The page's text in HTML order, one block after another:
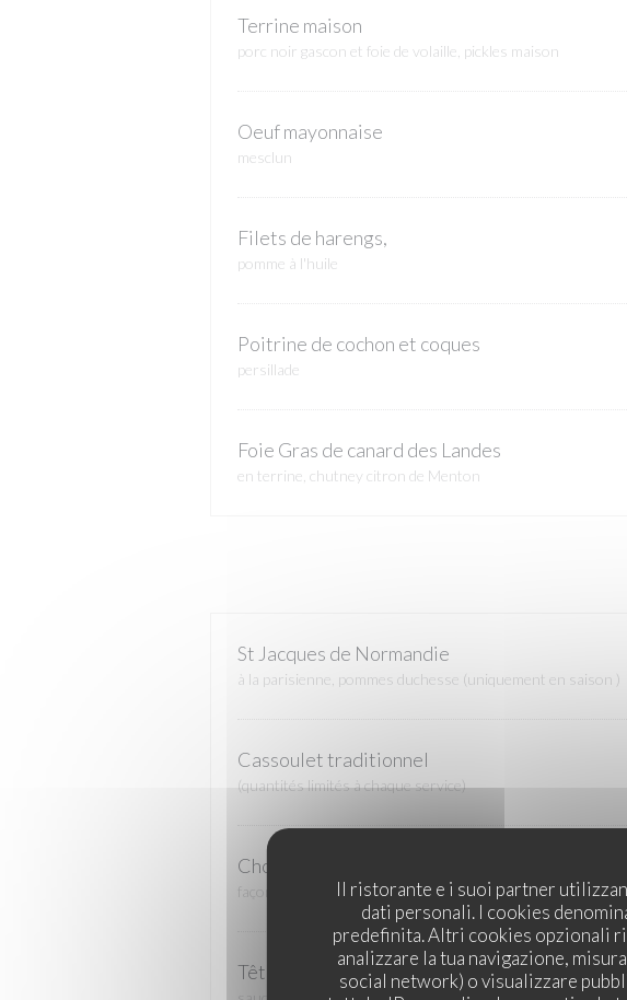
Il ristorante e i suoi partner
dati personali. I cookies
predefinita. Altri cookies opzionali
analizzare la tua navigazione,
social network) o visualizzare
Terrine maison
porc noir gascon et foie de volaille, pickles maison
Oeuf mayonnaise
mesclun
Filets de harengs,
pomme à l'huile
Poitrine de cochon et coques
persillade
Foie Gras de canard des Landes
en terrine, chutney citron de Menton
St Jacques de Normandie
à la parisienne, pommes duchesse (uniquement en saison )
Cassoulet traditionnel
(quantités limités à chaque service)
Chou farci
façon Reine, saucisse de Morteau
Tête de veau